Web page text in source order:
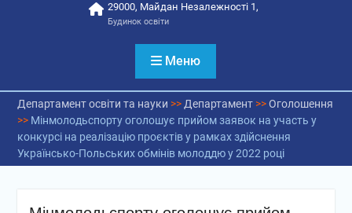
29000, Майдан Незалежності 1,
Будинок освіти
Меню
Департамент освіти та науки >> Департамент>>Оголошення
>> Мінмолодьспорту оголошує прийом заявок на участь у
конкурсі на реалізацію проєктів у рамках здійснення
Українсько-Польських обмінів молоддю у 2022 році